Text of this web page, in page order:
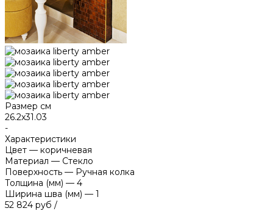
Размер см
26.2x31.03
-
Характеристики
Цвет — коричневая
Материал — Стекло
Поверхность — Ручная колка
Толщина (мм) — 4
Ширина шва (мм) — 1
52 824 руб /